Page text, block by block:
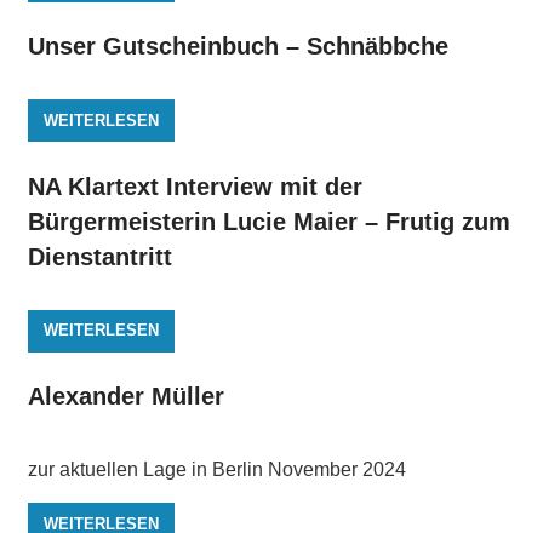
Unser Gutscheinbuch – Schnäbbche
WEITERLESEN
NA Klartext Interview mit der
Bürgermeisterin Lucie Maier – Frutig zum
Dienstantritt
WEITERLESEN
Alexander Müller
zur aktuellen Lage in Berlin November 2024
WEITERLESEN